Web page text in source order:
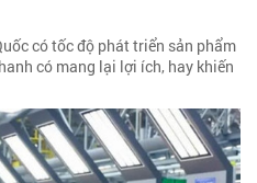
có tốc độ phát triển sản phẩm
có mang lại lợi ích, hay khiến